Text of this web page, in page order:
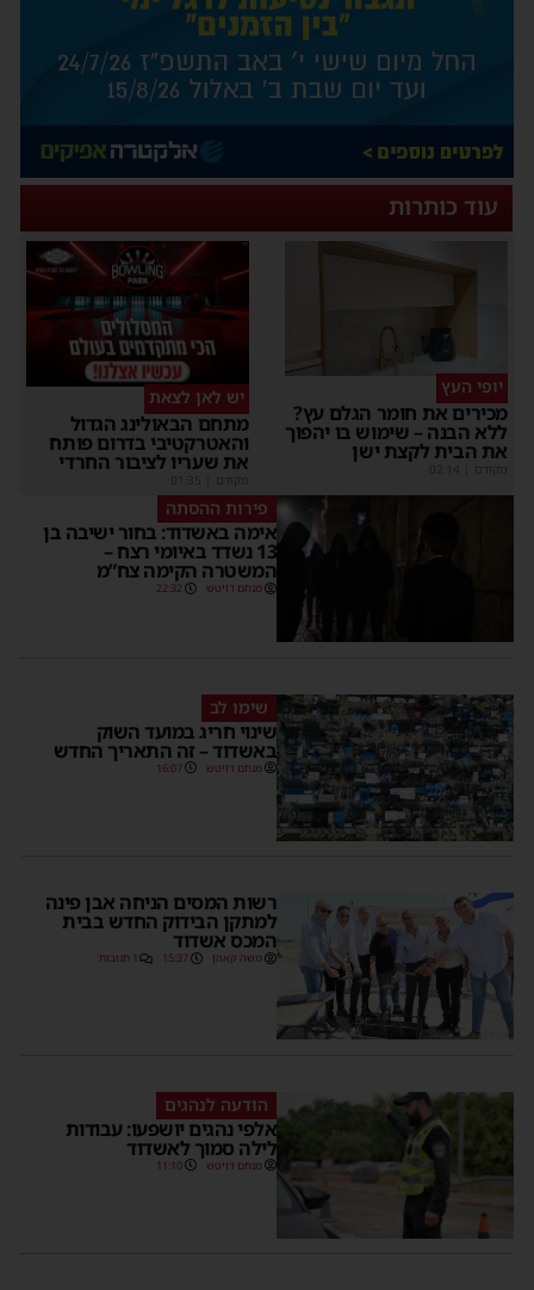
עוד כותרות
יופי העץ
מכירים את חומר הגלם עץ?
ללא הבנה – שימוש בו יהפוך
את הבית לקצת ישן
מקודם
יש לאן לצאת
מתחם הבאולינג הגדול
והאטרקטיבי בדרום פותח
את שעריו לציבור החרדי
מקודם
פירות ההסתה
אימה באשדוד: בחור ישיבה בן
13 נשדד באיומי רצח –
המשטרה הקימה צח”מ
מנחם דויטש 22:32
שימו לב
שינוי חריג במועד השוק
באשדוד – זה התאריך החדש
מנחם דויטש 16:07
רשות המסים הניחה אבן פינה
למתקן הבידוק החדש בבית
המכס אשדוד
משה קאהן 15:37 1 תגובות
הודעה לנהגים
אלפי נהגים יושפעו: עבודות
לילה סמוך לאשדוד
מנחם דויטש 11:10